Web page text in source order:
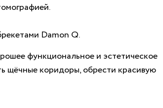
Damon Q.
функциональное и эстетическое
щёчные коридоры, обрести красивую